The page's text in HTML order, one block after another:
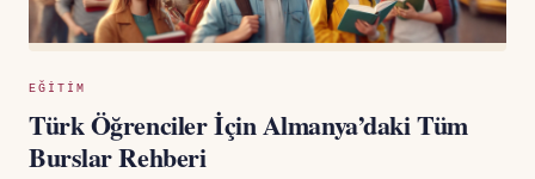
EĞITIM
Türk Öğrenciler İçin Almanya’daki Tüm
Burslar Rehberi